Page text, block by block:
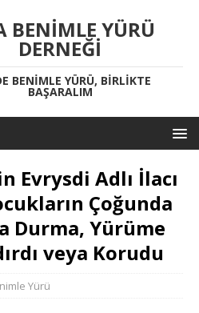
BENIMLE YÜRÜ
DERNEĞI
BENIMLE YÜRÜ, BIRLIKTE
BAŞARALIM
Evrysdi Adlı İlacı
Çoğunda
Durma, Yürüme
veya Korudu
Yürü